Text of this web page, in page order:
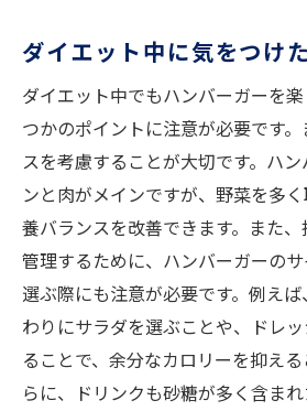
ダイエット中に気をつけ
ダイエット中でもハンバーガーを
つかのポイントに注意が必要です
スを考慮することが大切です。ハ
ンと肉がメインですが、野菜を多
養バランスを改善できます。また
管理するために、ハンバーガーの
選ぶ際にも注意が必要です。例え
わりにサラダを選ぶことや、ドレ
ることで、余分なカロリーを抑え
らに、ドリンクも砂糖が多く含ま